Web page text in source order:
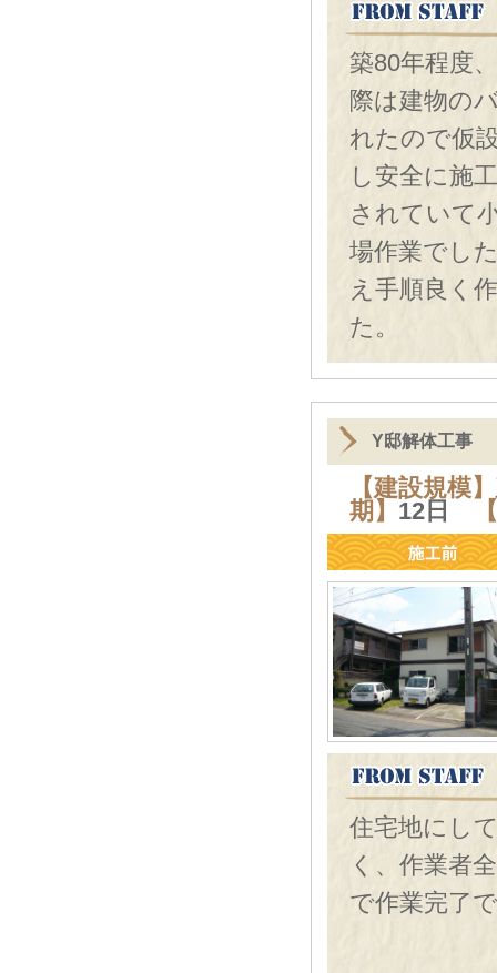
築80年程度
際は建物の
れたので仮
し安全に施
されていて
場作業でし
え手順良く
た。
Y邸解体工事
【建設規模】
期】 12日
住宅地にし
く、作業者
で作業完了